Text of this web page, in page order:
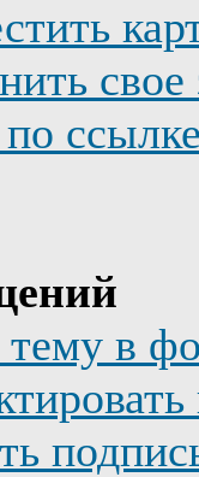
свое
тему в